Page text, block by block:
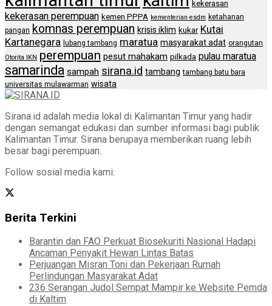
kekerasan
kekerasan perempuan kemen PPPA kementerian esdm ketahanan
pangan komnas perempuan krisis iklim kukar Kutai
Kartanegara lubang tambang maratua masyarakat adat orangutan
Otorita IKN perempuan pesut mahakam pilkada pulau maratua
samarinda sampah sirana.id tambang tambang batu bara
universitas mulawarman wisata
Sirana.id adalah media lokal di Kalimantan Timur yang hadir
dengan semangat edukasi dan sumber informasi bagi publik
Kalimantan Timur. Sirana berupaya memberikan ruang lebih
besar bagi perempuan.
Follow sosial media kami:
Berita Terkini
Barantin dan FAO Perkuat Biosekuriti Nasional Hadapi
Ancaman Penyakit Hewan Lintas Batas
Perjuangan Misran Toni dan Pekerjaan Rumah
Perlindungan Masyarakat Adat
236 Serangan Judol Sempat Mampir ke Website Pemda
di Kaltim